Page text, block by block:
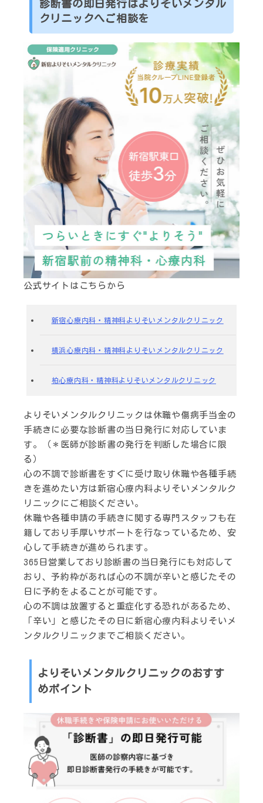
診断書の即日発行はよりそいメンタル
クリニックへご相談を
公式サイトはこちらから
新宿心療内科・精神科よりそいメンタルクリニック
横浜心療内科・精神科よりそいメンタルクリニック
柏心療内科・精神科よりそいメンタルクリニック
よりそいメンタルクリニックは休職や傷病手当金の
手続きに必要な診断書の当日発行に対応していま
す。（＊医師が診断書の発行を判断した場合に限
る）
心の不調で診断書をすぐに受け取り休職や各種手続
きを進めたい方は新宿心療内科よりそいメンタルク
リニックにご相談ください。
休職や各種申請の手続きに関する専門スタッフも在
籍しており手厚いサポートを行なっているため、安
心して手続きが進められます。
365日営業しており診断書の当日発行にも対応して
おり、予約枠があれば心の不調が辛いと感じたその
日に予約をよることが可能です。
心の不調は放置すると重症化する恐れがあるため、
「辛い」と感じたその日に新宿心療内科よりそいメ
ンタルクリニックまでご相談ください。
よりそいメンタルクリニックのおすす
めポイント